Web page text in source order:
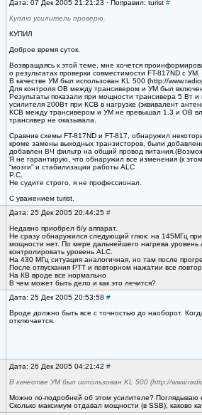
Дата: 07 Дек 2005 21:21:23 · Поправил: turist #
Куплю усилитель проверю.
КУПИЛ
Доброе время суток.
Возвращаясь к этой теме, мне хочется
о результатах проверки совместимости FT-817ND с УМ.
В качестве УМ был использован KL 500 (http://
Для контроля ОВ между трансивером и УМ был
Результаты показали при мощности трансивера 5 Вт
усилителя 200Вт при КСВ в нагрузке (эквивалент
КСВ между трансивером и УМ не превышал 1.3 и ОВ
трансивер не оказывала.
Сравнив схемы FT-817ND и FT-817, обнаружил
кроме замены выходных транзисторов, были
добавлен ВЧ фильтр на общий провод
Я не гарантирую, что обнаружил все изменения (к
“мозги” и стабилизации работы ALC
P.C.
Не судите строго, я не профессионал.
С уважением turist.
Дата: 25 Дек 2005 20:44:25 #
Недавно приобрел б/у аппарат.
Не сразу обнаружился следующий глюк: на 145МГц
мощности нет. По мере дальнейшего нагрева уровень
контролировать уровень ALC.
На 430 МГц ситуация аналогичная, но там после
После отпускания PTT и повторном нажатии все
На КВ вроде все нормально
В чем может быть дело и как это лечится?
Дата: 25 Дек 2005 20:53:58 #
Вроде должно быть все с точностью до наоборот.
отключается.
Дата: 26 Дек 2005 04:21:42 #
В качестве УМ был использован KL 500 (http://
Можно по-подробней об этом усилителе? Поглядываю
Сколько максимум отдавал мощности (в SSB), каково